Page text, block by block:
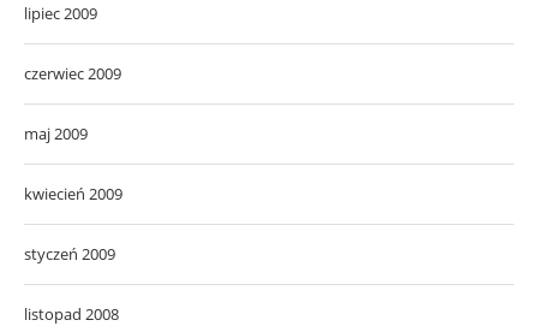
lipiec 2009
czerwiec 2009
maj 2009
kwiecień 2009
styczeń 2009
listopad 2008